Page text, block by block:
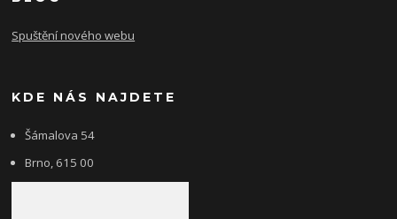
Spuštění nového webu
KDE NÁS NAJDETE
Šámalova 54
Brno, 615 00